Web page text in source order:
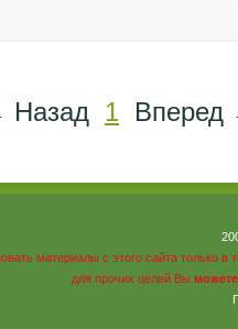
Назад 1
материалы с этого сайта только
для прочих целей Вы